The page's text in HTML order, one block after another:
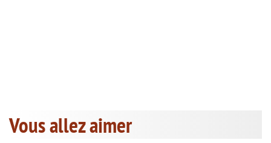
Vous allez aimer